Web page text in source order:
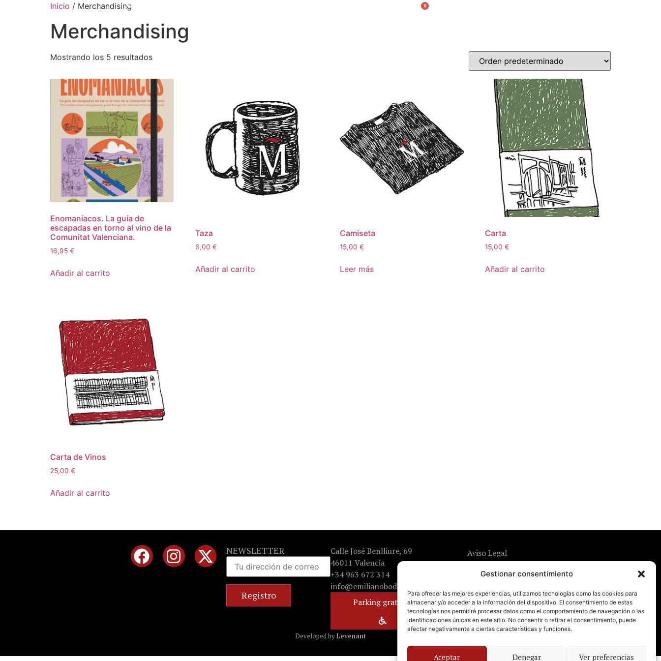
Gestionar consentimiento
Para ofrecer las mejores experiencias, utilizamos tecnologías como las cookies para
almacenar y/o acceder a la información del dispositivo. El consentimiento de estas
tecnologías nos permitirá procesar datos como el comportamiento de navegación o las
identificaciones únicas en este sitio. No consentir o retirar el consentimiento, puede
afectar negativamente a ciertas características y funciones.
Aceptar Denegar Ver preferencias
0
Inicio / Merchandising
Merchandising
Mostrando los 5 resultados
Enomaníacos. La guía de
escapadas en torno al vino de la
Comunitat Valenciana.
16,95 €
Añadir al carrito
Taza
6,00 €
Añadir al carrito
Camiseta
15,00€
Leer más
Carta
15,00€
Añadir al carrito
Carta de Vinos
25,00 €
Añadir al carrito
NEWSLETTER
Calle José Benlliure, 69
46011 Valencia
+34 963 672 314
info@emilianobodega.com
Parking gratuito
Aviso Legal
Política de Privacidad
Developed byLevenant